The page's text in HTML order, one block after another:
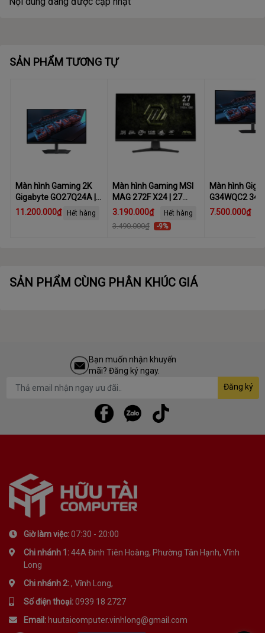
SẢN PHẨM TƯƠNG TỰ
Màn hình Gaming 2K
Gigabyte GO27Q24A |
27 inch, QHD, 240Hz,
11.200.000₫ Hết hàng
Màn hình Gaming MSI
MAG 272F X24 | 27
inch, FHD, 240Hz, IPS
3.190.000₫
3.490.000₫ -9%
Hết hàng
Màn hình
G34WQC2 34
(WQHD (2K)/
7.500.000₫
SẢN PHẨM CÙNG PHÂN KHÚC GIÁ
Bạn muốn nhận khuyến
mãi? Đăng ký ngay.
Đăng ký
Giờ làm việc:07:30 - 20:00
Chi nhánh 1:44A Đinh Tiên Hoàng, Phường Tân Hạnh, Vĩnh
Long
Chi nhánh 2:, Vĩnh Long,
Số điện thoại:0939 18 2727
Email: huutaicomputer.vinhlong@gmail.com